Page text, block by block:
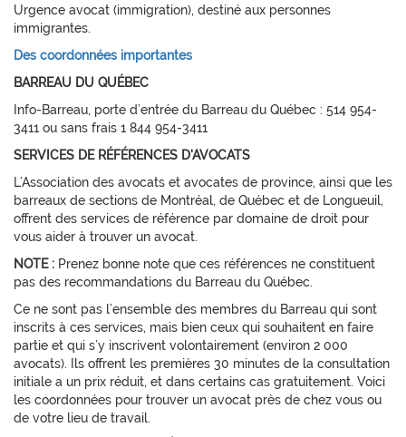
Urgence avocat (immigration), destiné aux personnes
immigrantes.
Des coordonnées importantes
BARREAU DU QUÉBEC
Info-Barreau, porte d’entrée du Barreau du Québec : 514 954-
3411 ou sans frais 1 844 954-3411
SERVICES DE RÉFÉRENCES D'AVOCATS
L’Association des avocats et avocates de province, ainsi que les
barreaux de sections de Montréal, de Québec et de Longueuil,
offrent des services de référence par domaine de droit pour
vous aider à trouver un avocat.
NOTE : Prenez bonne note que ces références ne constituent
pas des recommandations du Barreau du Québec.
Ce ne sont pas l’ensemble des membres du Barreau qui sont
inscrits à ces services, mais bien ceux qui souhaitent en faire
partie et qui s’y inscrivent volontairement (environ 2 000
avocats). Ils offrent les premières 30 minutes de la consultation
initiale a un prix réduit, et dans certains cas gratuitement. Voici
les coordonnées pour trouver un avocat près de chez vous ou
de votre lieu de travail.